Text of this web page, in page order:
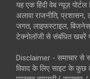
यह एक हिंदी वेब न्यूज़
अलावा राजनीति,
जगत, लाइफस्टाइल,
टेक्नोलॉजी से संबंधित खबरें
Disclaimer - समाचार से
विवाद के लिए साइट के कुछ